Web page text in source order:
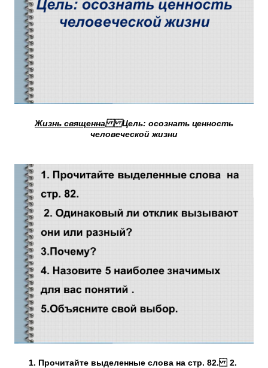
Жизнь священнаЦель: осознать ценность
человеческой жизни
1. Прочитайте выделенные слова на стр. 82. 2.